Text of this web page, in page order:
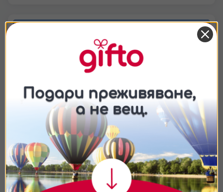
Съгласие Подробности Относно
Ние използваме бисквитки. Използваме
бисквитки и подобни технологии, за да осигурим
работата на уебсайта, да подобрим
изживяването ви, да анализираме използването
на сайта и да ви показваме персонализирано